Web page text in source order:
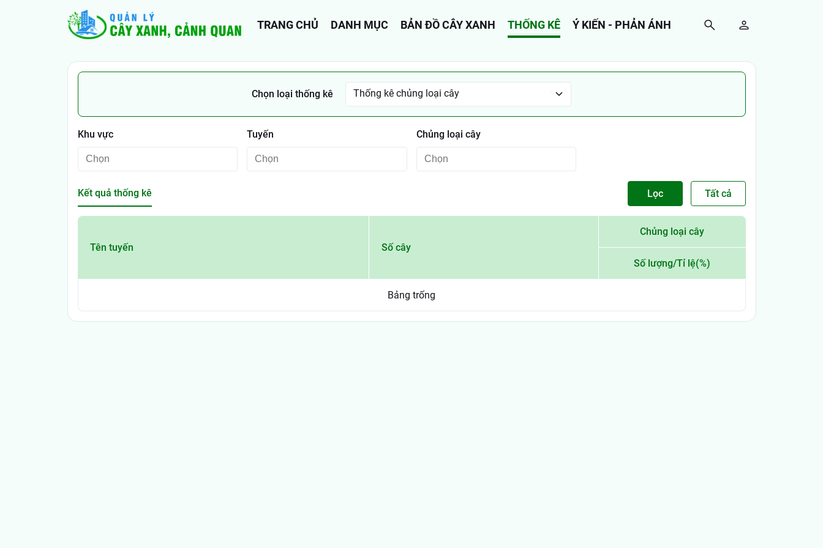
TRANG CHỦ DANH MỤC BẢN ĐỒ CÂY XANH THỐNG KÊ Ý KIẾN - PHẢN ÁNH
Chọn loại thống kê Thống kê chủng loại cây
Khu vực Tuyến Chủng loại cây
Kết quả thống kê Lọc Tất cả
Tên tuyến Số cây
Chủng loại cây
Số lượng/Tỉ lệ(%)
Bảng trống